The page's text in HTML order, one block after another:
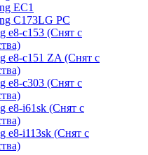
EC1
C173LG PC
e8-c153 (Снят с
e8-c151 ZA (Снят с
e8-c303 (Снят с
e8-i61sk (Снят с
e8-i113sk (Снят с